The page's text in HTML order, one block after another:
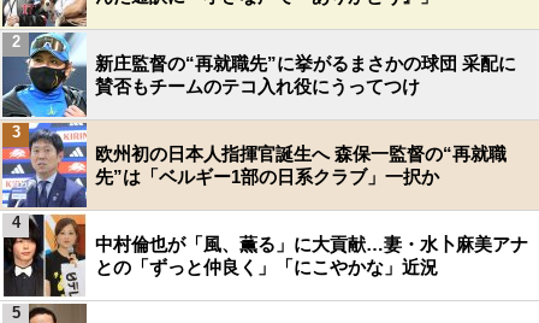
新庄監督の“再就職先”に挙がるまさかの球団 采配に
賛否もチームのテコ入れ役にうってつけ
2
欧州初の日本人指揮官誕生へ 森保一監督の“再就職
先”は「ベルギー1部の日系クラブ」一択か
3
中村倫也が「風、薫る」に大貢献…妻・水卜麻美アナ
との「ずっと仲良く」「にこやかな」近況
4
5